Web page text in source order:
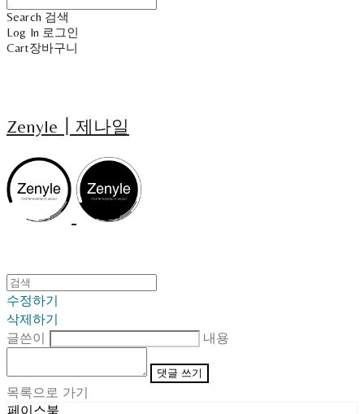
Search 검색
Log In 로그인
Cart장바구니
Zenyle┃제나일
수정하기
삭제하기
글쓴이
내용
댓글 쓰기
목록으로 가기
페이스북